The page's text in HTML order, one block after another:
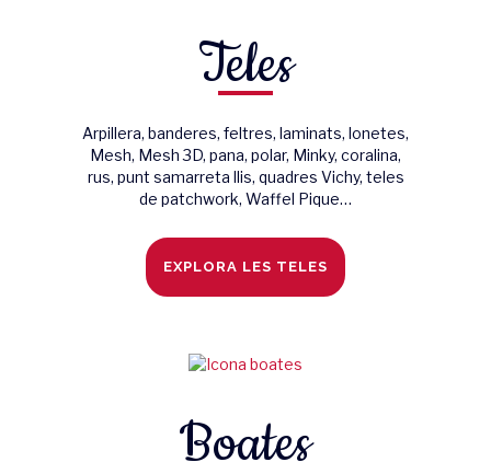
Teles
Arpillera, banderes, feltres, laminats, lonetes,
Mesh, Mesh 3D, pana, polar, Minky, coralina,
rus, punt samarreta llis, quadres Vichy, teles
de patchwork, Waffel Pique…
EXPLORA LES TELES
Boates